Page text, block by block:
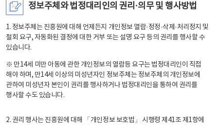
정보주체와 법정대리인의 권리·의무 및 행사방법
1. 정보주체는 진흥원에 대해 언제든지 개인정보 열람·정정·삭제·처리정지 및
철회 요구, 자동화된 결정에 대한 거부 또는 설명 요구 등의 권리를 행사할 수
있습니다.
※ 만14세 미만 아동에 관한 개인정보의 열람등 요구는 법정대리인이 직접
해야 하며, 만14세 이상의 미성년자인 정보주체는 정보주체의 개인정보에
관하여 미성년자 본인이 권리를 행사하거나 법정대리인을 통하여 권리를
행사할 수도 있습니다.
2. 권리 행사는 진흥원에 대해 「개인정보 보호법」 시행령 제41조 제1항에